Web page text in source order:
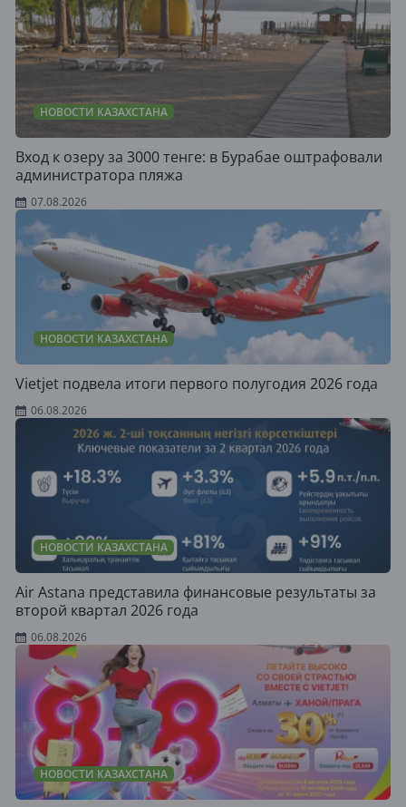
НОВОСТИ КАЗАХСТАНА
Вход к озеру за 3000 тенге: в Бурабае оштрафовали
администратора пляжа
07.08.2026
НОВОСТИ КАЗАХСТАНА
Vietjet подвела итоги первого полугодия 2026 года
06.08.2026
НОВОСТИ КАЗАХСТАНА
Air Astana представила финансовые результаты за
второй квартал 2026 года
06.08.2026
НОВОСТИ КАЗАХСТАНА